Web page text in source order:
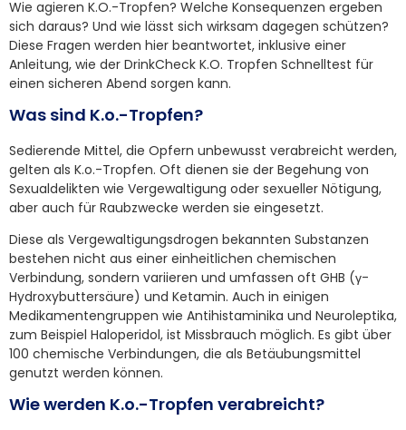
Wie agieren K.O.-Tropfen? Welche Konsequenzen ergeben
sich daraus? Und wie lässt sich wirksam dagegen schützen?
Diese Fragen werden hier beantwortet, inklusive einer
Anleitung, wie der DrinkCheck K.O. Tropfen Schnelltest für
einen sicheren Abend sorgen kann.
Was sind K.o.-Tropfen?
Sedierende Mittel, die Opfern unbewusst verabreicht werden,
gelten als K.o.-Tropfen. Oft dienen sie der Begehung von
Sexualdelikten wie Vergewaltigung oder sexueller Nötigung,
aber auch für Raubzwecke werden sie eingesetzt.
Diese als Vergewaltigungsdrogen bekannten Substanzen
bestehen nicht aus einer einheitlichen chemischen
Verbindung, sondern variieren und umfassen oft GHB (γ-
Hydroxybuttersäure) und Ketamin. Auch in einigen
Medikamentengruppen wie Antihistaminika und Neuroleptika,
zum Beispiel Haloperidol, ist Missbrauch möglich. Es gibt über
100 chemische Verbindungen, die als Betäubungsmittel
genutzt werden können.
Wie werden K.o.-Tropfen verabreicht?